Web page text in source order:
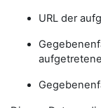
URL der